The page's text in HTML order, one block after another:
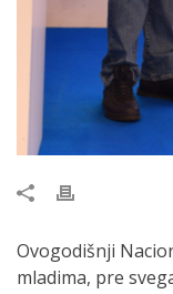
Ovogodišnji
mladima, pre